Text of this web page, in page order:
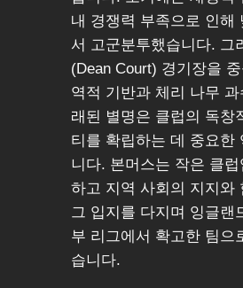
내 경쟁력 부족으로 인해
서 고군분투했습니다. 그
(Dean Court) 경기장을
역적 기반과 체리 나무
래된 별명은 클럽의 독창
티를 확립하는 데 중요한
니다. 본머스는 작은 클
하고 지역 사회의 지지와
그 입지를 다지며 잉글랜
부 리그에서 확고한 팀으
습니다.